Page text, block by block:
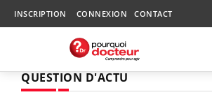
INSCRIPTION CONNEXION CONTACT
QUESTION D'ACTU